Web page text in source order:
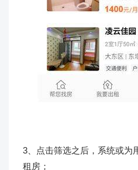
3、点击筛选之后，系统或为
租房；